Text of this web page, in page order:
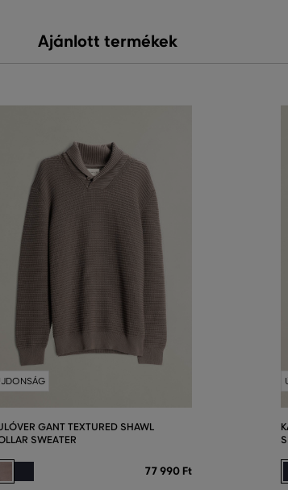
Ajánlott termékek
GANT TEXTURED SHAWL
SWEATER
77 990 Ft